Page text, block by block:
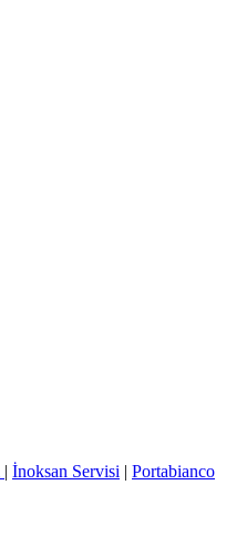
| İnoksan Servisi | Portabianco